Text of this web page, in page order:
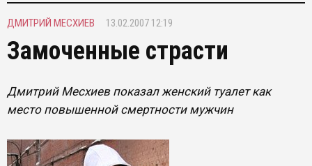
ДМИТРИЙ МЕСХИЕВ 13.02.2007 12:19
Замоченные страсти
Дмитрий Месхиев показал женский туалет как
место повышенной смертности мужчин